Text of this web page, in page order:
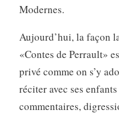
Modernes.
Aujourd’hui, la façon
«Contes de Perrault»
privé comme on s’y
réciter avec ses
commentaires,